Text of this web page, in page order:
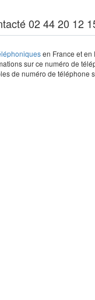
02 44 20 12
en France et en
sur ce numéro de
de numéro de téléphone